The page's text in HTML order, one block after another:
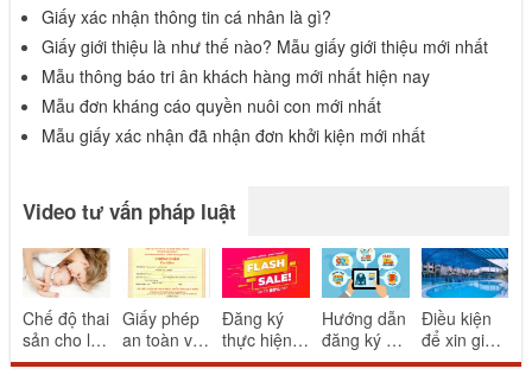
Giấy xác nhận thông tin cá nhân là gì?
Giấy giới thiệu là như thế nào? Mẫu giấy giới thiệu mới nhất
Mẫu thông báo tri ân khách hàng mới nhất hiện nay
Mẫu đơn kháng cáo quyền nuôi con mới nhất
Mẫu giấy xác nhận đã nhận đơn khởi kiện mới nhất
Video tư vấn pháp luật
Chế độ thai
sản cho lao
động nữ
Giấy phép
an toàn vệ
sinh thực
Đăng ký
thực hiện
khuyến mại
Hướng dẫn
đăng ký và
thông báo
Điều kiện
để xin giấy
phép bể